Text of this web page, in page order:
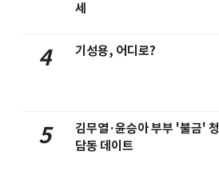
세
4 기성용, 어디로?
5
김무열·윤승아 부부 '불금' 청
담동 데이트